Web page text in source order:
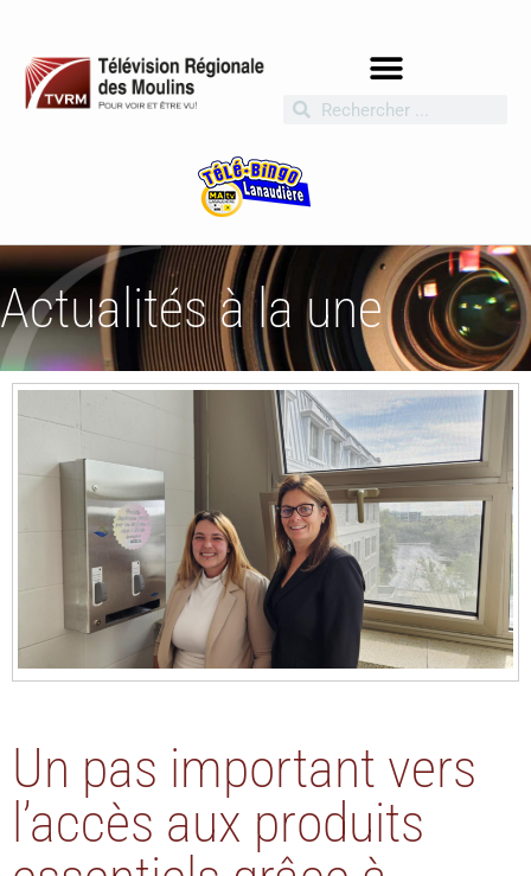
Actualités à la une
Un pas important vers
l’accès aux produits